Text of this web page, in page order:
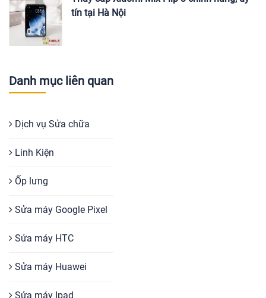
tín tại Hà Nội
Danh mục liên quan
Dịch vụ Sửa chữa
Linh Kiện
Ốp lưng
Sửa máy Google Pixel
Sửa máy HTC
Sửa máy Huawei
Sửa máy Ipad